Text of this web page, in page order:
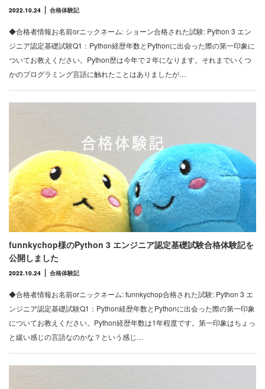
2022.10.24 合格体験記
◆合格者情報お名前orニックネーム: ショーン合格された試験: Python 3 エン
ジニア認定基礎試験Q1：Python経歴年数とPythonに出会った際の第一印象に
ついてお教えください。Python歴は今年で２年になります。それまでいくつ
かのプログラミング言語に触れたことはありましたが…
funnkychop様のPython 3 エンジニア認定基礎試験合格体験記を
公開しました
2022.10.24 合格体験記
◆合格者情報お名前orニックネーム: funnkychop合格された試験: Python 3 エ
ンジニア認定基礎試験Q1：Python経歴年数とPythonに出会った際の第一印象
についてお教えください。Python経歴年数は1年程度です。第一印象はちょっ
と緩い感じの言語なのかな？という感じ…